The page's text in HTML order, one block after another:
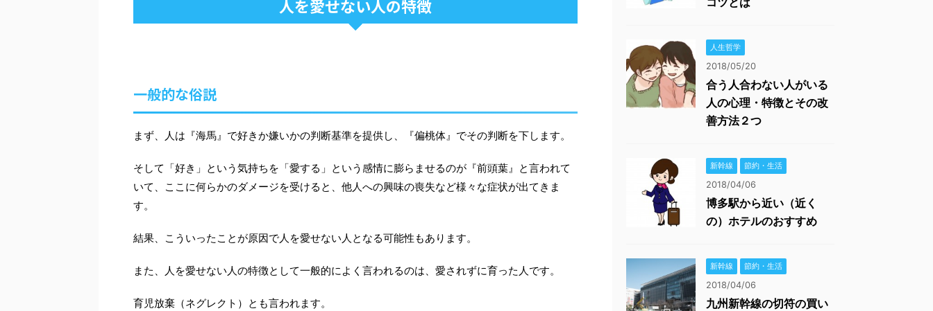
人を愛せない人の特徴
一般的な俗説
まず、人は『海馬』で好きか嫌いかの判断基準を提供し、『偏桃体』でその判断を下します。
そして「好き」という気持ちを「愛する」という感情に膨らませるのが『前頭葉』と言われて
いて、ここに何らかのダメージを受けると、他人への興味の喪失など様々な症状が出てきま
す。
結果、こういったことが原因で人を愛せない人となる可能性もあります。
また、人を愛せない人の特徴として一般的によく言われるのは、愛されずに育った人です。
育児放棄（ネグレクト）とも言われます。
人生哲学
2018/05/20
合う人合わない人がいる
人の心理・特徴とその改
善方法２つ
新幹線 節約・生活
2018/04/06
博多駅から近い（近く
の）ホテルのおすすめ
新幹線 節約・生活
2018/04/06
九州新幹線の切符の買い